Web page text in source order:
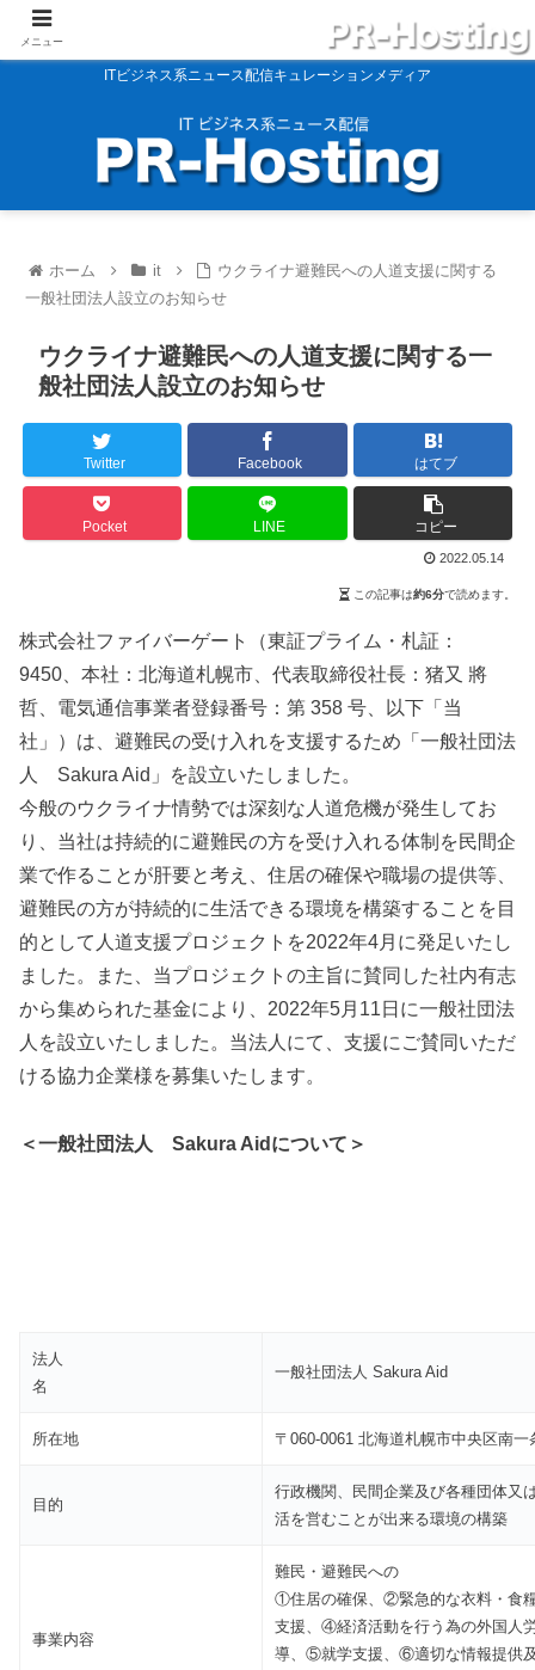
ITビジネス系ニュース配信キュレーションメディア
ホーム it
ウクライナ避難民への人道支援に関する
一般社団法人設立のお知らせ
ウクライナ避難民への人道支援に関する一
般社団法人設立のお知らせ
Twitter Facebook はてブ
Pocket LINE コピー
2022.05.14
この記事は約6分で読めます。
株式会社ファイバーゲート（東証プライム・札証：
9450、本社：北海道札幌市、代表取締役社長：猪又 將
哲、電気通信事業者登録番号：第 358 号、以下「当
社」）は、避難民の受け入れを支援するため「一般社団法
人 Sakura Aid」を設立いたしました。
今般のウクライナ情勢では深刻な人道危機が発生してお
り、当社は持続的に避難民の方を受け入れる体制を民間企
業で作ることが肝要と考え、住居の確保や職場の提供等、
避難民の方が持続的に生活できる環境を構築することを目
的として人道支援プロジェクトを2022年4月に発足いたし
ました。また、当プロジェクトの主旨に賛同した社内有志
から集められた基金により、2022年5月11日に一般社団法
人を設立いたしました。当法人にて、支援にご賛同いただ
ける協力企業様を募集いたします。
＜一般社団法人 Sakura Aidについて＞
法人
名
一般社団法人 Sakura Aid
所在地 〒060-0061 北海道札幌市中央区南一
目的
行政機関、民間企業及び各種団体又
活を営むことが出来る環境の構築
事業内容
難民・避難民への
①住居の確保、②緊急的な衣料・食
支援、④経済活動を行う為の外国人
導、⑤就学支援、⑥適切な情報提供
メニュー